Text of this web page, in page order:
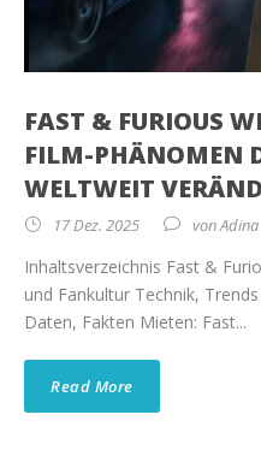
FAST & FURIOUS
FILM-PHÄNOMEN
WELTWEIT
17 Dez. 2025 vonAdina
Inhaltsverzeichnis Fast &
und Fankultur Technik,
Daten, Fakten Mieten: Fast...
Read More